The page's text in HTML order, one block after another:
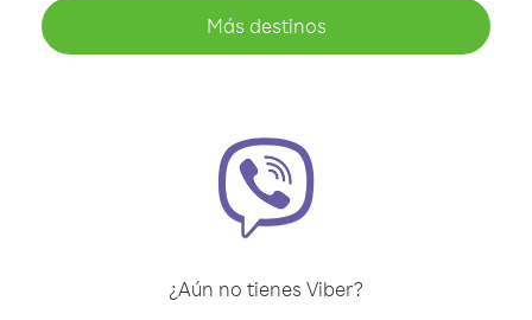
Más destinos
¿Aún no tienes Viber?